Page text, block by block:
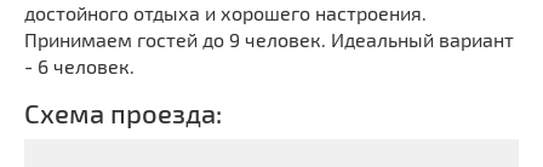
достойного отдыха и хорошего настроения.
Принимаем гостей до 9 человек. Идеальный вариант
- 6 человек.
Схема проезда: